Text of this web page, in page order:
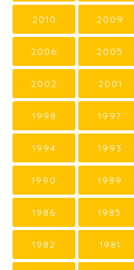
2010 2009
2006 2005
2002 2001
1998 1997
1994 1993
1990 1989
1986 1985
1982 1981